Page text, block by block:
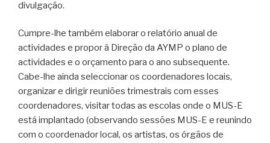
divulgação.
Cumpre-lhe também elaborar o relatório anual de
actividades e propor à Direção da AYMP o plano de
actividades e o orçamento para o ano subsequente.
Cabe-lhe ainda seleccionar os coordenadores locais,
organizar e dirigir reuniões trimestrais com esses
coordenadores, visitar todas as escolas onde o MUS-E
está implantado (observando sessões MUS-E e reunindo
com o coordenador local, os artistas, os órgãos de